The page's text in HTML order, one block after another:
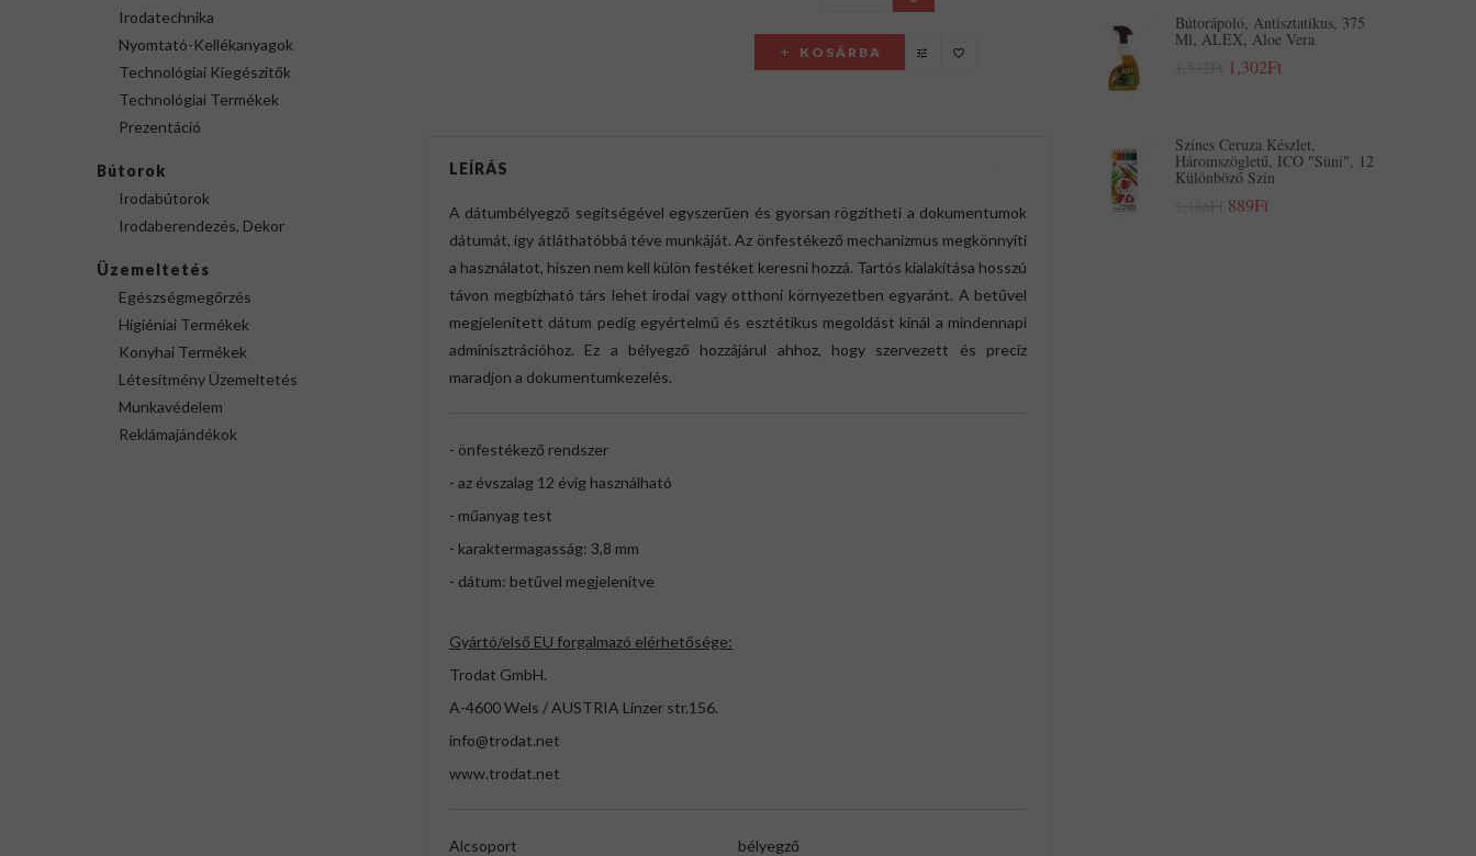
Irodatechnika
Nyomtató-Kellékanyagok
Technológiai Kiegészítők
Technológiai Termékek
Prezentáció
Bútorok
Irodabútorok
Irodaberendezés, Dekor
Üzemeltetés
Egészségmegőrzés
Higiéniai Termékek
Konyhai Termékek
Létesítmény Üzemeltetés
Munkavédelem
Reklámajándékok
KOSÁRBA
LEÍRÁS
A dátumbélyegző segítségével egyszerűen és gyorsan rögzítheti a dokumentumok
dátumát, így átláthatóbbá téve munkáját. Az önfestékező mechanizmus megkönnyíti
a használatot, hiszen nem kell külön festéket keresni hozzá. Tartós kialakítása hosszú
távon megbízható társ lehet irodai vagy otthoni környezetben egyaránt. A betűvel
megjelenített dátum pedig egyértelmű és esztétikus megoldást kínál a mindennapi
adminisztrációhoz. Ez a bélyegző hozzájárul ahhoz, hogy szervezett és precíz
maradjon a dokumentumkezelés.
- önfestékező rendszer
- az évszalag 12 évig használható
- műanyag test
- karaktermagasság: 3,8 mm
- dátum: betűvel megjelenítve
Gyártó/első EU forgalmazó elérhetősége:
Trodat GmbH.
A-4600 Wels / AUSTRIA Linzer str.156.
info@trodat.net
www.trodat.net
Alcsoport
bélyegző
Bútorápoló, Antisztatikus, 375
Ml, ALEX, Aloe Vera
1,302Ft
Színes Ceruza Készlet,
Háromszögletű, ICO "Süni", 12
Különböző Szín
889Ft